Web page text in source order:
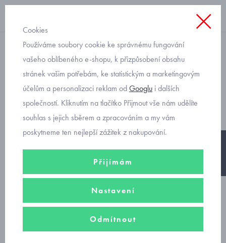
letní
dívčí červené plátěné
kalhoty
Cookies
Používáme soubory cookie ke správnému fungování
vašeho oblíbeného e-shopu, k přizpůsobení obsahu
stránek vašim potřebám, ke statistickým a marketingovým
účelům a personalizaci reklam odGooglu i dalších
společností. Kliknutím na tlačítko Přijmout vše nám udělíte
souhlas s jejich sběrem a zpracováním a my vám
poskytneme ten nejlepší zážitek z nakupování.
Přijímám
Nastavení
Odmítnout